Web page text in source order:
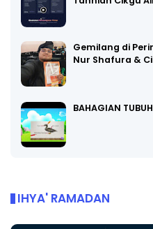
Gemilang di
Nur Shafura &
BAHAGIAN
IHYA' RAMADAN